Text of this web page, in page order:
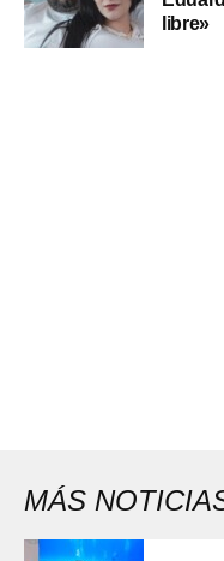
libre»
MÁS